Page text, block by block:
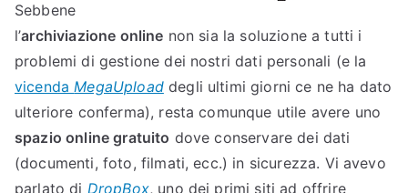
e
r
e
o
Sebbene
l’archiviazione online non sia la soluzione a tutti i
problemi di gestione dei nostri dati personali (e la
vicendaMegaUploaddegli ultimi giorni ce ne ha dato
ulteriore conferma), resta comunque utile avere uno
spazio online gratuito dove conservare dei dati
(documenti, foto, filmati, ecc.) in sicurezza. Vi avevo
parlato di DropBox, uno dei primi siti ad offrire